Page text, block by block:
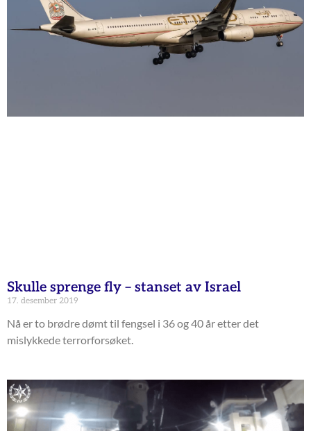
Skulle sprenge fly – stanset av Israel
17. desember 2019
Nå er to brødre dømt til fengsel i 36 og 40 år etter det
mislykkede terrorforsøket.